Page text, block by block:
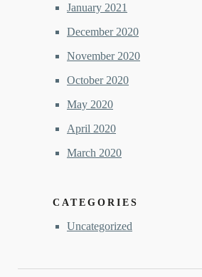
January 2021
December 2020
November 2020
October 2020
May 2020
April 2020
March 2020
CATEGORIES
Uncategorized